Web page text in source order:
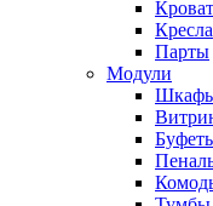
Кресла
Парты
Модули